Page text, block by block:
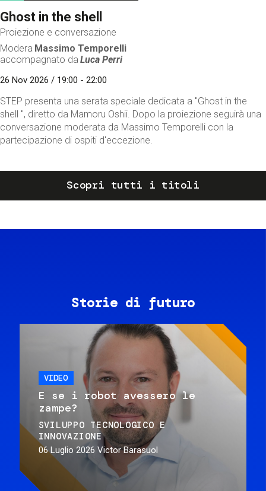
Ghost in the shell
Proiezione e conversazione
Modera Massimo Temporelli
accompagnato da Luca Perri
26 Nov 2026 / 19:00 - 22:00
STEP presenta una serata speciale dedicata a "Ghost in the
shell ", diretto da Mamoru Oshii. Dopo la proiezione seguirà una
conversazione moderata da Massimo Temporelli con la
partecipazione di ospiti d'eccezione.
Scopri tutti i titoli
Storie di futuro
VIDEO
E se i robot avessero le
zampe?
SVILUPPO TECNOLOGICO E
INNOVAZIONE
06 Luglio 2026 Victor Barasuol